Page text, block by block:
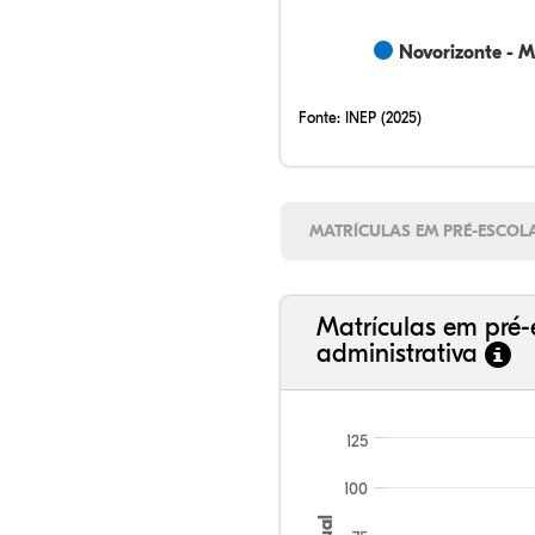
Novorizonte -
Fonte: INEP (2025)
MATRÍCULAS EM PRÉ-
Matrículas em
administrativa
100
125